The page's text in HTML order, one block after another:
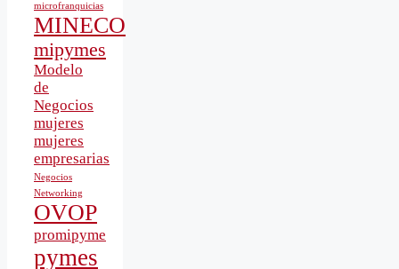
microfranquicias
MINECO
mipymes
Modelo
de
Negocios
mujeres
mujeres
empresarias
Negocios
Networking
OVOP
promipyme
pymes